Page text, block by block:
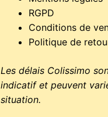
RGPD
Conditions de
Politique de
Les délais Colissimo
indicatif et peuvent
situation.